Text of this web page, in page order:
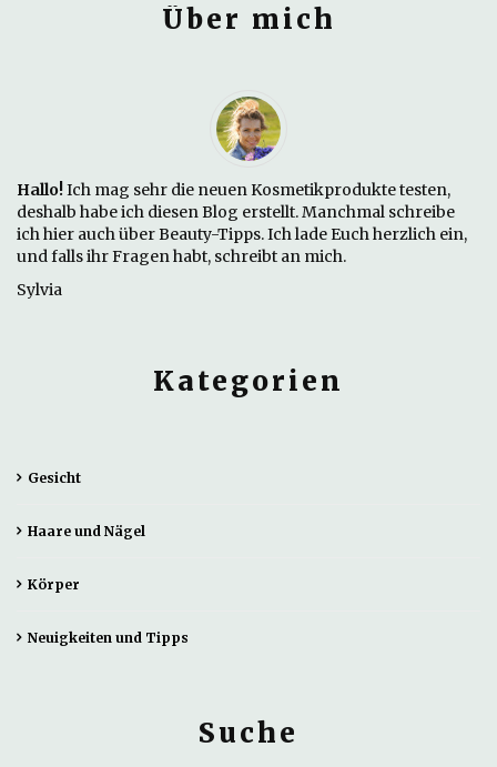
Über mich
Hallo!Ich mag sehr die neuen Kosmetikprodukte testen,
deshalb habe ich diesen Blog erstellt. Manchmal schreibe
ich hier auch über Beauty-Tipps. Ich lade Euch herzlich ein,
und falls ihr Fragen habt, schreibt an mich.
Sylvia
Kategorien
Gesicht
Haare und Nägel
Körper
Neuigkeiten und Tipps
Suche